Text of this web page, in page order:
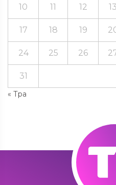
« Тра
10 11 12 13
17 18 19
24 25 26
31